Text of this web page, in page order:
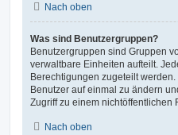
Nach oben
Was sind Benutzergruppen?
Benutzergruppen sind Gruppen
verwaltbare Einheiten aufteilt.
Berechtigungen zugeteilt
Benutzer auf einmal zu ändern
Zugriff zu einem nichtöffentlichen
Nach oben